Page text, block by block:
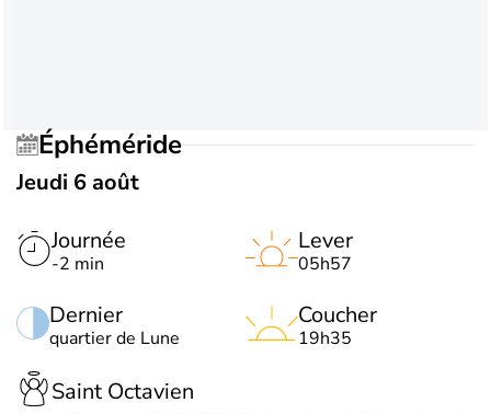
Éphéméride
Jeudi 6 août
Journée
-2 min
Dernier
quartier de Lune
Lever
05h57
Coucher
19h35
Saint Octavien